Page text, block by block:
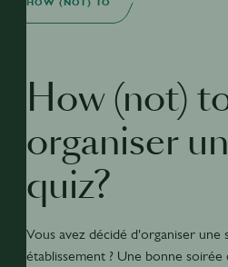
How (not)
organiser
quiz?
Vous avez décidé d'organiser une
établissement ? Une bonne